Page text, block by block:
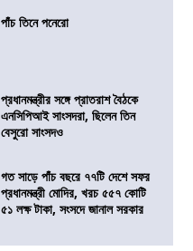
পাঁচ তিনে পনেরো
প্রধানমন্ত্রীর সঙ্গে প্রাতরাশ বৈঠকে
এনসিপিআই সাংসদরা, ছিলেন তিন
বেসুরো সাংসদও
গত সাড়ে পাঁচ বছরে ৭৭টি দেশে সফর
প্রধানমন্ত্রী মোদির, খরচ ৫৫৭ কোটি
৫১ লক্ষ টাকা, সংসদে জানাল সরকার